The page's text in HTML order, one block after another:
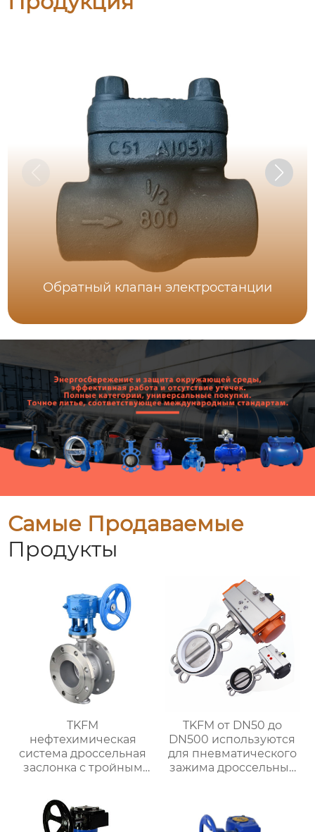
Обратный клапан электростанции
Самые Продаваемые
Продукты
TKFM
нефтехимическая
система дроссельная
заслонка с тройным
нержавеющей стали
304 или 316
TKFM от DN50 до
DN500 используются
для пневматического
зажима дроссельных
облицовкой для